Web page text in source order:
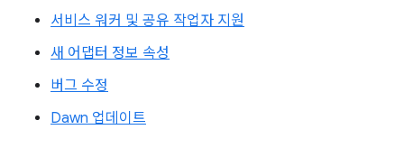
서비스 워커 및 공유 작업자 지원
새 어댑터 정보 속성
버그 수정
Dawn 업데이트